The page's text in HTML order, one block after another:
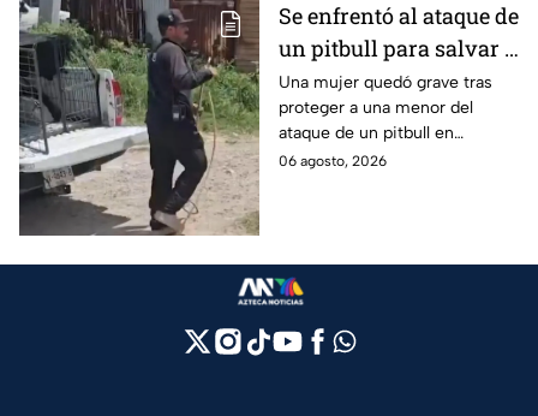
Se enfrentó al ataque de
un pitbull para salvar a
una menor; hoy lucha
por su vida en Zapopan
Una mujer quedó grave tras
proteger a una menor del
ataque de un pitbull en
Zapopan; la víctima sufrió
06 agosto, 2026